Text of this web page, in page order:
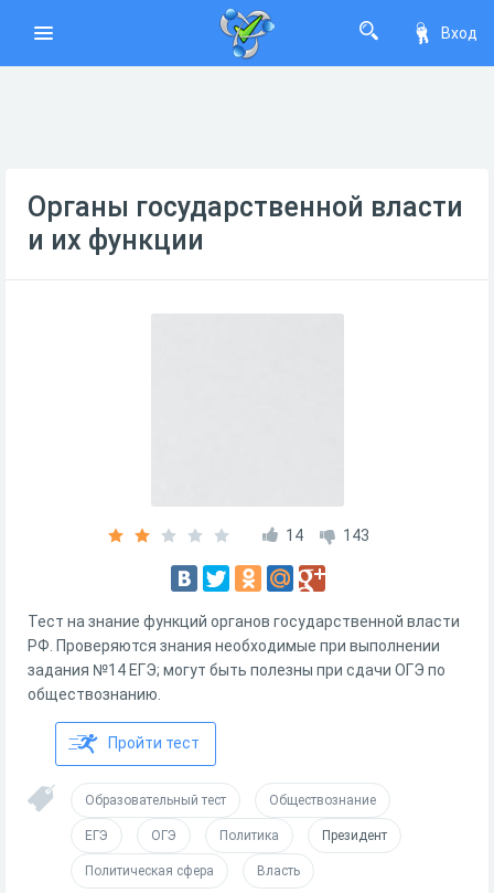
Вход
Органы государственной власти
и их функции
14 143
Тест на знание функций органов государственной власти
РФ. Проверяются знания необходимые при выполнении
задания №14 ЕГЭ; могут быть полезны при сдачи ОГЭ по
обществознанию.
Пройти тест
Образовательный тест Обществознание
ЕГЭ ОГЭ Политика Президент
Политическая сфера Власть